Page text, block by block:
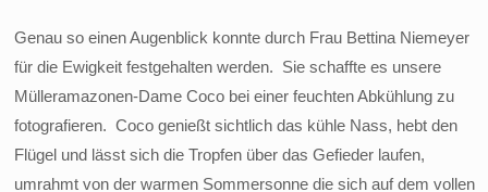
Genau so einen Augenblick konnte durch Frau Bettina Niemeyer
für die Ewigkeit festgehalten werden. Sie schaffte es unsere
Mülleramazonen-Dame Coco bei einer feuchten Abkühlung zu
fotografieren. Coco genießt sichtlich das kühle Nass, hebt den
Flügel und lässt sich die Tropfen über das Gefieder laufen,
umrahmt von der warmen Sommersonne die sich auf dem vollen